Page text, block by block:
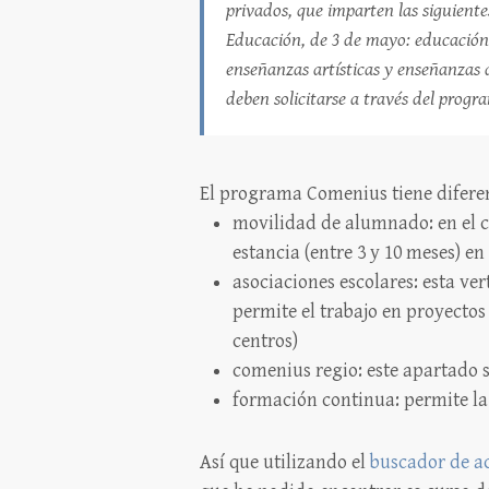
privados, que imparten las
Educación, de 3 de mayo:
enseñanzas artísticas y
deben solicitarse a través del
El programa Comenius tiene
movilidad de alumnado: en el
estancia (entre 3 y 10 meses)
asociaciones escolares: esta
permite el trabajo en
centros)
comenius regio: este apartado
formación continua: permite la
Así que utilizando elbuscador de